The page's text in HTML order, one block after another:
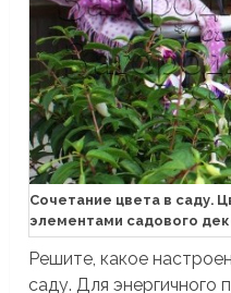
Сочетание цвета в саду.
элементами садового
Решите, какое
саду. Для энергичного